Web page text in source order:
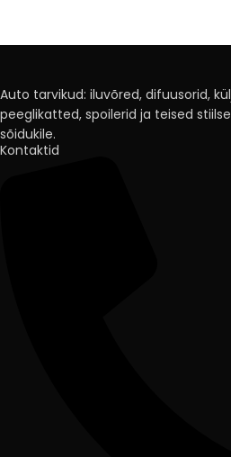
Auto tarvikud: iluvõred, difuusorid,
peeglikatted, spoilerid ja teised
sõidukile.
Kontaktid